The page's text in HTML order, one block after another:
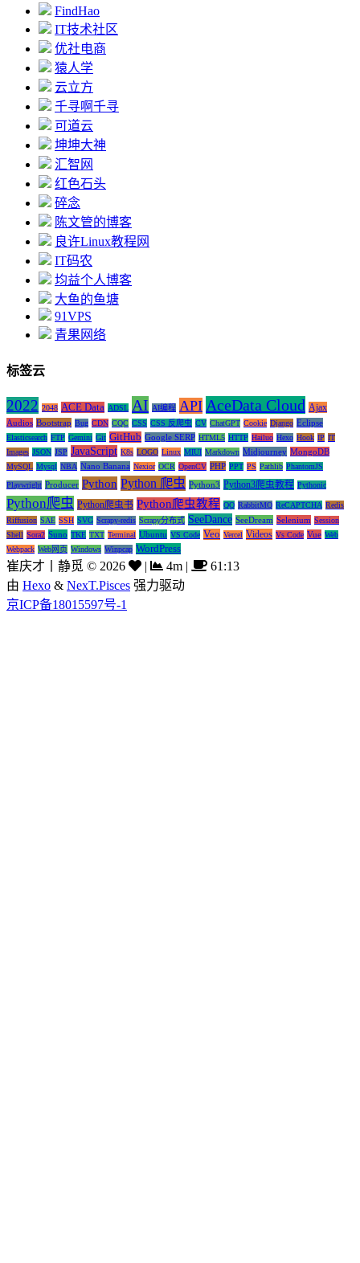
FindHao
IT技术社区
优社电商
猿人学
云立方
千寻啊千寻
可道云
坤坤大神
汇智网
红色石头
碎念
陈文管的博客
良许Linux教程网
IT码农
均益个人博客
大鱼的鱼塘
91VPS
青果网络
标签云
2022 2048 ACE Data ADSL AI AI编程 API AceData Cloud Ajax
Audios Bootstrap Bug CDN CQC CSS CSS 反爬虫 CV ChatGPT Cookie Django Eclipse
Elasticsearch FTP Gemini Git GitHub Google SERP HTML5 HTTP Hailuo Hexo Hook IP IT
Images JSON JSP JavaScript K8s LOGO Linux MIUI Markdown Midjourney MongoDB
MySQL Mysql NBA Nano Banana Nexior OCR OpenCV PHP PPT PS Pathlib PhantomJS
Playwright Producer Python Python 爬虫 Python3 Python3爬虫教程 Pythonic
Python爬虫 Python爬虫书 Python爬虫教程 QQ RabbitMQ ReCAPTCHA Redis
Riffusion SAE SSH SVG Scrapy-redis Scrapy分布式 SeeDance SeeDream Selenium Session
Shell Sora2 Suno TKE TXT Terminal Ubuntu VS Code Veo Vercel Videos Vs Code Vue Web
Webpack Web网页 Windows Winpcap WordPress
崔庆才丨静觅 © 2026 | 4m |
61:13
由 Hexo & NexT.Pisces 强力驱动
京ICP备18015597号-1